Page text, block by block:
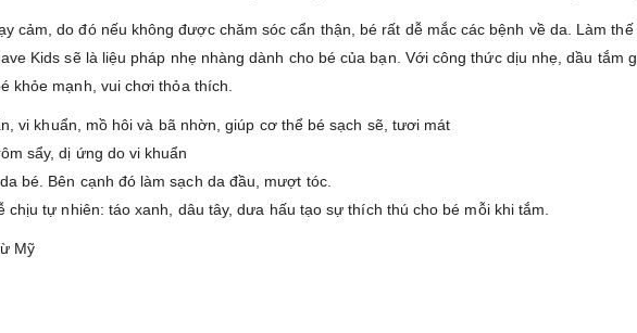
cảm, do đó nếu không được chăm sóc cẩn thận, bé rất dễ mắc các bệnh về da. Làm
Kids sẽ là liệu pháp nhẹ nhàng dành cho bé của bạn. Với công thức dịu nhẹ, dầu tắm
khỏe mạnh, vui chơi thỏa thích.
vi khuẩn, mồ hôi và bã nhờn, giúp cơ thể bé sạch sẽ, tươi mát
sẩy, dị ứng do vi khuẩn
bé. Bên cạnh đó làm sạch da đầu, mượt tóc.
tự nhiên: táo xanh, dâu tây, dưa hấu tạo sự thích thú cho bé mỗi khi tắm.
Mỹ